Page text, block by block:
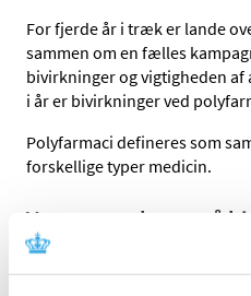
For fjerde år i træk er lande
sammen om en fælles
bivirkninger og vigtigheden af
i år er bivirkninger ved
Polyfarmaci defineres som
forskellige typer medicin.
Vær opmærksom på
dem til